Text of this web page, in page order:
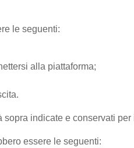
le seguenti:
alla piattaforma;
indicate e conservati
essere le seguenti: